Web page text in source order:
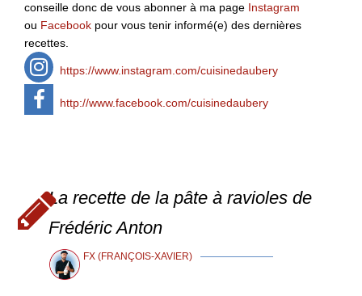
conseille donc de vous abonner à ma page Instagram
ou Facebook pour vous tenir informé(e) des dernières
recettes.
https://www.instagram.com/cuisinedaubery
http://www.facebook.com/cuisinedaubery
La recette de la pâte à ravioles de
Frédéric Anton
FX (FRANÇOIS-XAVIER)